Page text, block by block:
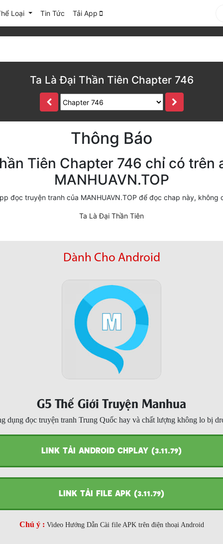
Loại Tin Tức Tải App
Ta Là Đại Thần Tiên Chapter 746
Thông Báo
Tiên Chapter 746 chỉ có trên
MANHUAVN.TOP
đọc truyện tranh của MANHUAVN.TOP để đọc chap này, không
Ta Là Đại Thần Tiên
Dành Cho Android
G5 Thế Giới Truyện Manhua
dụng đọc truyện tranh Trung Quốc hay và chất lượng không lo bị
LINK TẢI ANDROID CHPLAY (3.11.79)
LINK TẢI FILE APK (3.11.79)
Chú ý : Video Hướng Dẫn Cài file APK trên điện thoại Android